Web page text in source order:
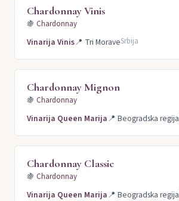
Chardonnay Vinis
🍇 Chardonnay
Vinarija Vinis📍 Tri MoraveSrbija
Chardonnay Mignon
🍇 Chardonnay
Vinarija Queen Marija📍 Beogradska regija
Chardonnay Classic
🍇 Chardonnay
Vinarija Queen Marija📍 Beogradska regija